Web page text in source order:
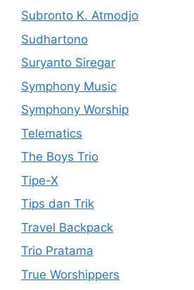
Subronto K. Atmodjo
Sudhartono
Suryanto Siregar
Symphony Music
Symphony Worship
Telematics
The Boys Trio
Tipe-X
Tips dan Trik
Travel Backpack
Trio Pratama
True Worshippers